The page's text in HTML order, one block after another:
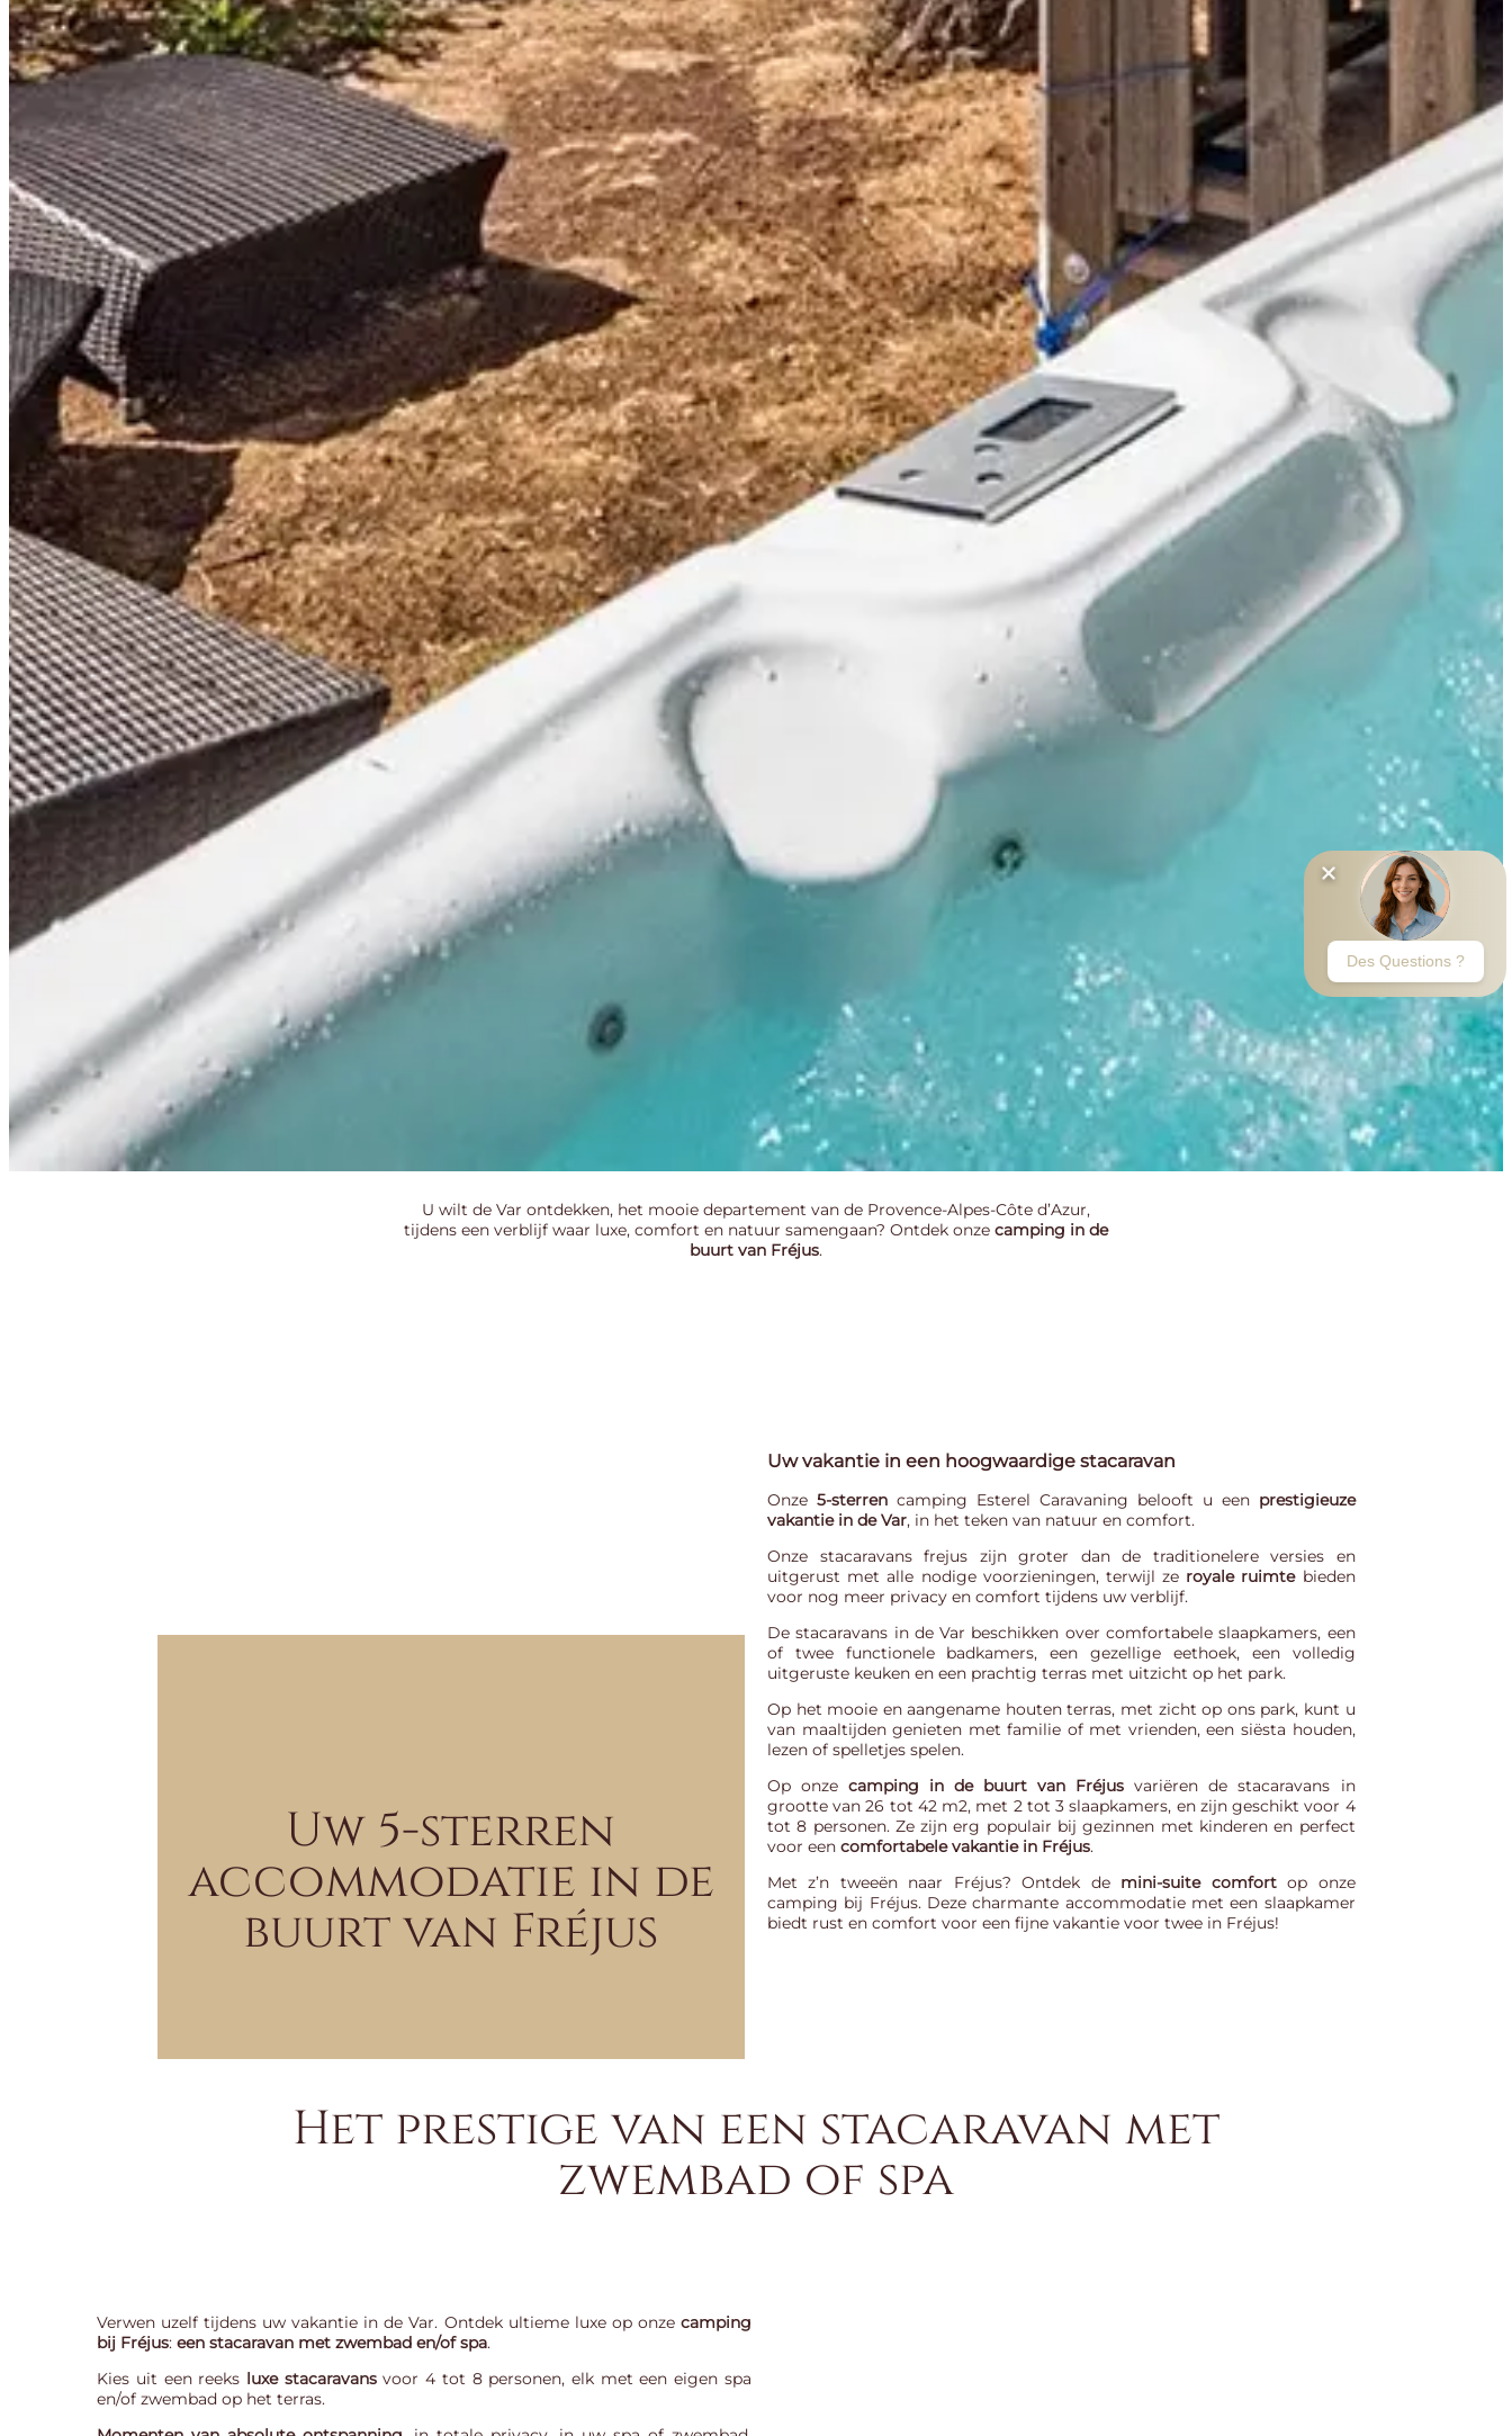
U wilt de Var ontdekken, het mooie departement van de Provence-Alpes-Côte d’Azur,
tijdens een verblijf waar luxe, comfort en natuur samengaan? Ontdek onze camping in de
buurt van Fréjus.
Uw 5-sterren
accommodatie in de
buurt van Fréjus
Uw vakantie in een hoogwaardige stacaravan
Onze 5-sterren camping Esterel Caravaning belooft u een prestigieuze
vakantie in de Var, in het teken van natuur en comfort.
Onze stacaravans frejus zijn groter dan de traditionelere versies en
uitgerust met alle nodige voorzieningen, terwijl ze royale ruimtebieden
voor nog meer privacy en comfort tijdens uw verblijf.
Destacaravans in de Var beschikken over comfortabele slaapkamers, een
of twee functionele badkamers, een gezellige eethoek, een volledig
uitgeruste keuken en een prachtig terras met uitzicht op het park.
Op het mooie en aangename houten terras, met zicht op ons park, kunt u
van maaltijden genieten met familie of met vrienden, een siësta houden,
lezen of spelletjes spelen.
Op onzecamping in de buurt van Fréjus variëren de stacaravans in
grootte van 26 tot 42 m2, met 2 tot 3 slaapkamers, en zijn geschikt voor 4
tot 8 personen. Ze zijn erg populair bij gezinnen met kinderen en perfect
voor een comfortabele vakantie in Fréjus.
Met z’n tweeën naar Fréjus? Ontdek de mini-suite comfortop onze
camping bij Fréjus. Deze charmante accommodatie met een slaapkamer
biedt rust en comfort voor een fijne vakantie voor twee in Fréjus!
Het prestige van een stacaravan met
zwembad of spa
Verwen uzelf tijdens uw vakantie in de Var. Ontdek ultieme luxe op onze camping
bij Fréjus:een stacaravan met zwembad en/of spa.
Kies uit een reeks luxe stacaravansvoor 4 tot 8 personen, elk met een eigen spa
en/of zwembad op het terras.